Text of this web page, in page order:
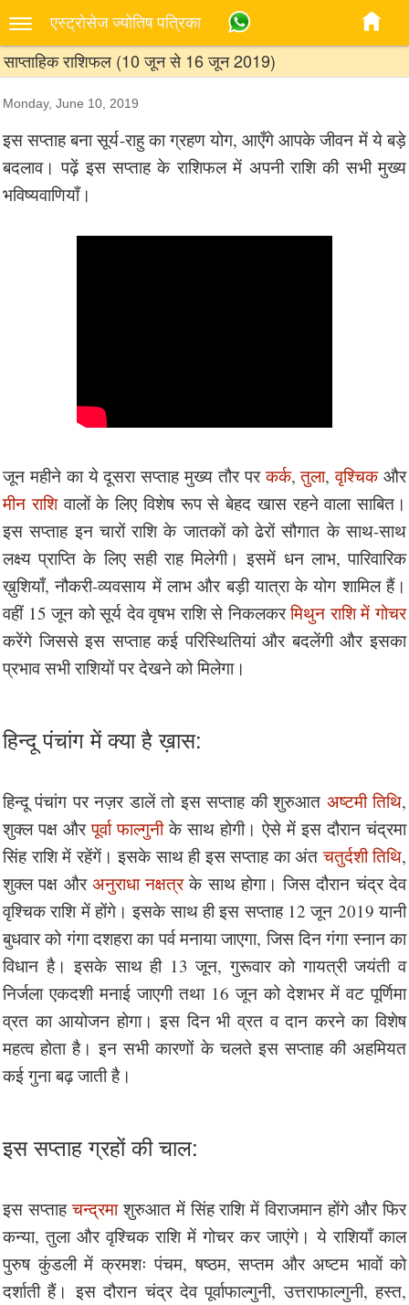
एस्‍ट्रोसेज ज्‍योतिष पत्रिका
साप्ताहिक राशिफल (10 जून से 16 जून 2019)
Monday, June 10, 2019
इस सप्ताह बना सूर्य-राहु का ग्रहण योग, आएँगे आपके जीवन में ये बड़े
बदलाव। पढ़ें इस सप्ताह के राशिफल में अपनी राशि की सभी मुख्य
भविष्यवाणियाँ।
जून महीने का ये दूसरा सप्ताह मुख्य तौर परकर्क,तुला,वृश्चिकऔर
मीन राशिवालों के लिए विशेष रूप से बेहद खास रहने वाला साबित।
इस सप्ताह इन चारों राशि के जातकों को ढेरों सौगात के साथ-साथ
लक्ष्य प्राप्ति के लिए सही राह मिलेगी। इसमें धन लाभ, पारिवारिक
ख़ुशियाँ, नौकरी-व्यवसाय में लाभ और बड़ी यात्रा के योग शामिल हैं।
वहीं 15 जून को सूर्य देव वृषभ राशि से निकलकरमिथुन राशि में गोचर
करेंगे जिससे इस सप्ताह कई परिस्थितियां और बदलेंगी और इसका
प्रभाव सभी राशियों पर देखने को मिलेगा।
हिन्दू पंचांग में क्या है ख़ास:
हिन्दू पंचांग पर नज़र डालें तो इस सप्ताह की शुरुआत अष्टमी तिथि,
शुक्ल पक्ष औरपूर्वा फाल्गुनीके साथ होगी। ऐसे में इस दौरान चंद्रमा
सिंह राशि में रहेंगें। इसके साथ ही इस सप्ताह का अंतचतुर्दशी तिथि,
शुक्ल पक्ष और अनुराधा नक्षत्रके साथ होगा। जिस दौरान चंद्र देव
वृश्चिक राशि में होंगे। इसके साथ ही इस सप्ताह 12 जून 2019 यानी
बुधवार को गंगा दशहरा का पर्व मनाया जाएगा, जिस दिन गंगा स्नान का
विधान है। इसके साथ ही 13 जून, गुरूवार को गायत्री जयंती व
निर्जला एकदशी मनाई जाएगी तथा 16 जून को देशभर में वट पूर्णिमा
व्रत का आयोजन होगा। इस दिन भी व्रत व दान करने का विशेष
महत्व होता है। इन सभी कारणों के चलते इस सप्ताह की अहमियत
कई गुना बढ़ जाती है।
इस सप्ताह ग्रहों की चाल:
इस सप्ताहचन्द्रमाशुरुआत में सिंह राशि में विराजमान होंगे और फिर
कन्या, तुला और वृश्चिक राशि में गोचर कर जाएंगे। ये राशियाँ काल
पुरुष कुंडली में क्रमशः पंचम, षष्ठम, सप्तम और अष्टम भावों को
दर्शाती हैं। इस दौरान चंद्र देव पूर्वाफाल्गुनी, उत्तराफाल्गुनी, हस्त,